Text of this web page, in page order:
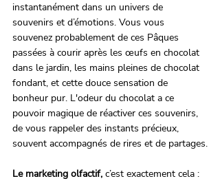
instantanément dans un univers de
souvenirs et d’émotions. Vous vous
souvenez probablement de ces Pâques
passées à courir après les œufs en chocolat
dans le jardin, les mains pleines de chocolat
fondant, et cette douce sensation de
bonheur pur. L'odeur du chocolat a ce
pouvoir magique de réactiver ces souvenirs,
de vous rappeler des instants précieux,
souvent accompagnés de rires et de partages.
Le marketing olfactif, c’est exactement cela :